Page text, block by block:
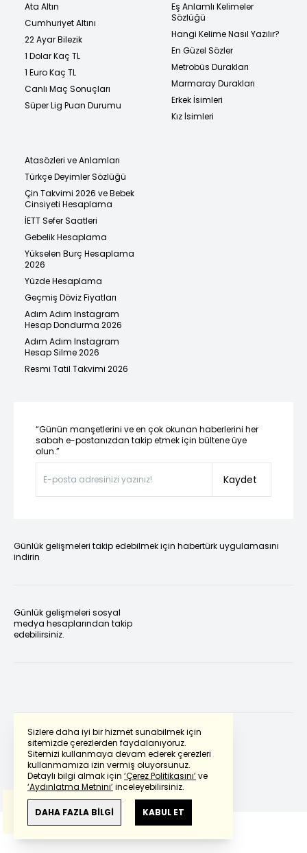
Sizlere daha iyi bir hizmet sunabilmek için
sitemizde çerezlerden faydalanıyoruz.
Sitemizi kullanmaya devam ederek çerezleri
kullanmamıza izin vermiş oluyorsunuz.
Detaylı bilgi almak için ‘Çerez Politikasını’ve
‘Aydınlatma Metnini’inceleyebilirsiniz.
DAHA FAZLA BİLGİ KABUL ET
Ata Altın
Cumhuriyet Altını
22 Ayar Bilezik
1 Dolar Kaç TL
1 Euro Kaç TL
Canlı Maç Sonuçları
Süper Lig Puan Durumu
Eş Anlamlı Kelimeler
Sözlüğü
Hangi Kelime Nasıl Yazılır?
En Güzel Sözler
Metrobüs Durakları
Marmaray Durakları
Erkek İsimleri
Kız İsimleri
Atasözleri ve Anlamları
Türkçe Deyimler Sözlüğü
Çin Takvimi 2026 ve Bebek
Cinsiyeti Hesaplama
İETT Sefer Saatleri
Gebelik Hesaplama
Yükselen Burç Hesaplama
2026
Yüzde Hesaplama
Geçmiş Döviz Fiyatları
Adım Adım Instagram
Hesap Dondurma 2026
Adım Adım Instagram
Hesap Silme 2026
Resmi Tatil Takvimi 2026
“Günün manşetlerini ve en çok okunan haberlerini her
sabah e-postanızdan takip etmek için bültene üye
olun.”
Kaydet
Günlük gelişmeleri takip edebilmek için habertürk uygulamasını
indirin
Günlük gelişmeleri sosyal
medya hesaplarından takip
edebilirsiniz.
Powered by Translate
Bu çevirideGoogle Transletekullanılmıştır.
Anlam ve çeviri hatalarından
haberturk.com
sorumlu değildir.